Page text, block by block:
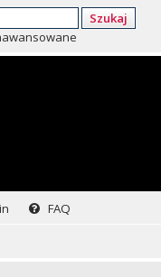
Szukaj
FAQ